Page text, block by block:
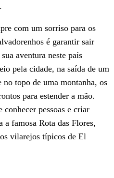
com um sorriso para os
é garantir sair
aventura neste país
pela cidade, na saída de um
no topo de uma montanha, os
para estender a mão.
conhecer pessoas e criar
a famosa Rota das Flores,
vilarejos típicos de El